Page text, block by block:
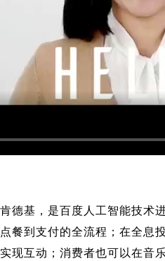
德基，是百度人工智能技术
餐到支付的全流程；在全息
现互动；消费者也可以在音